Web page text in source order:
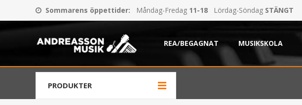
Sommarens öppettider: Måndag-Fredag 11-18 Lördag-Söndag STÄNGT
REA/BEGAGNAT MUSIKSKOLA
PRODUKTER